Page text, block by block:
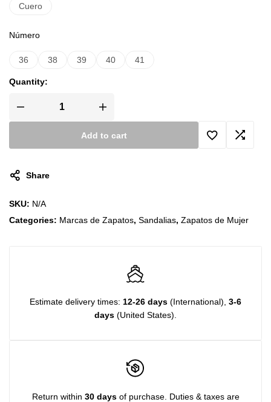
Cuero
Número
36 38 39 40 41
Quantity:
Add to cart
Share
SKU: N/A
Categories: Marcas de Zapatos, Sandalias, Zapatos de Mujer
Estimate delivery times: 12-26 days (International), 3-6
days (United States).
Return within 30 daysof purchase. Duties & taxes are